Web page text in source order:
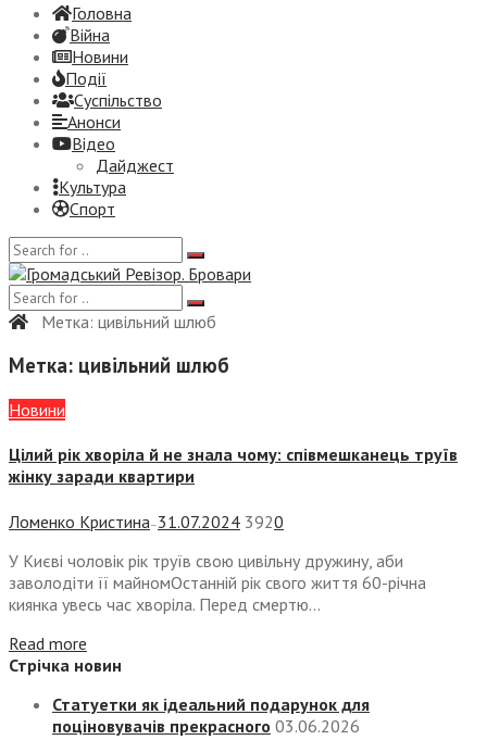
Головна
Війна
Новини
Події
Суспiльство
Анонси
Відео
Дайджест
Культура
Спорт
Метка: цивільний шлюб
Метка: цивільний шлюб
Новини
Цілий рік хворіла й не знала чому: співмешканець труїв
жінку заради квартири
Ломенко Кристина — 31.07.2024 3920
У Києві чоловік рік труїв свою цивільну дружину, аби
заволодіти її майномОстанній рік свого життя 60-річна
киянка увесь час хворіла. Перед смертю...
Read more
Стрічка новин
Статуетки як ідеальний подарунок для
поціновувачів прекрасного 03.06.2026